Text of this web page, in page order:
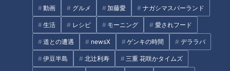
動画 グルメ 加藤愛 ナガシマスパーランド
生活 レシピ モーニング 愛されフード
道との遭遇 newsX ゲンキの時間 デララバ
伊豆半島 北辻利寿 三重 花咲かタイムズ
作り方【キユーピー３分クッキ
ング】
タグ
名古屋めし 太田光 石井亮次 駄菓子